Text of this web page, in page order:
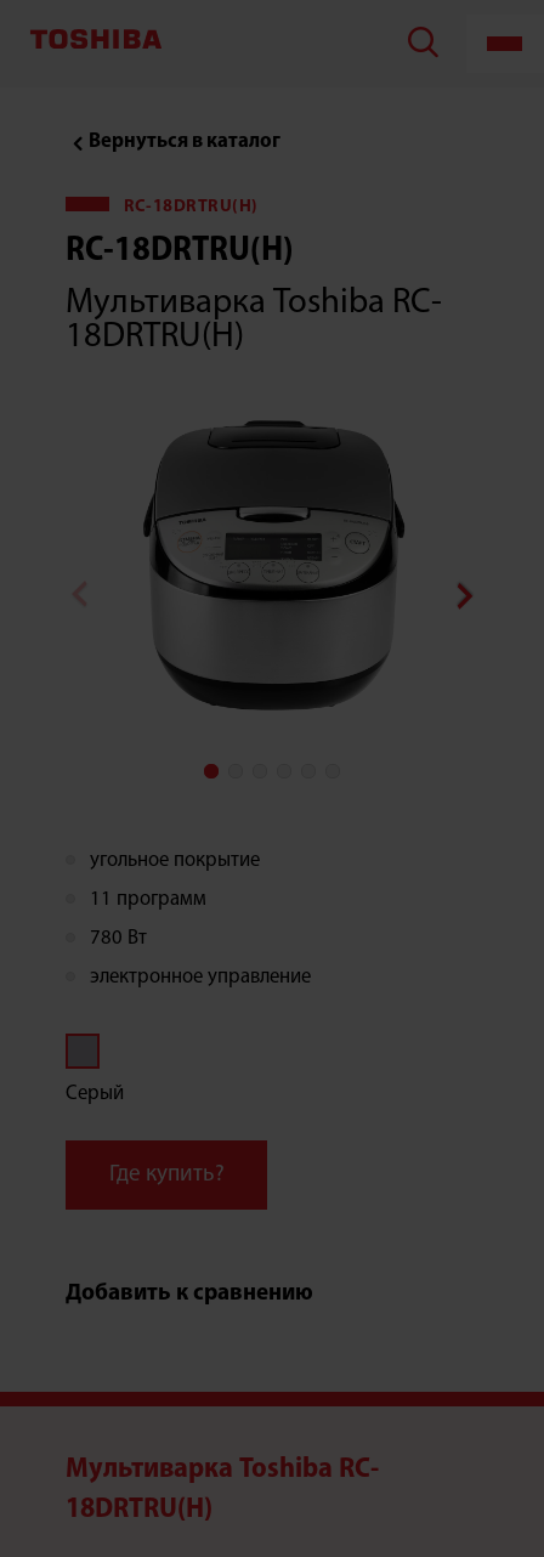
Toshiba
Вернуться в каталог
RC-18DRTRU(H)
RC-18DRTRU(H)
Мультиварка Toshiba RC-
18DRTRU(H)
угольное покрытие
11 программ
780 Вт
электронное управление
Серый
Где купить?
Добавить к сравнению
Мультиварка Toshiba RC-
18DRTRU(H)